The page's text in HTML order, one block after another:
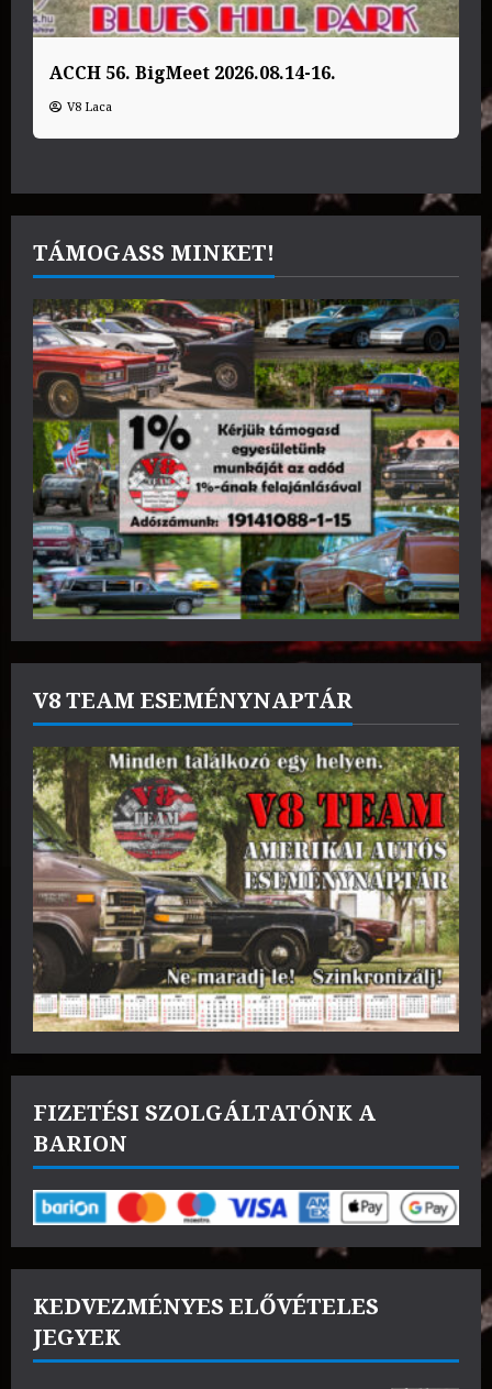
ACCH 56. BigMeet 2026.08.14-16.
V8 Laca
TÁMOGASS MINKET!
V8 TEAM ESEMÉNYNAPTÁR
FIZETÉSI SZOLGÁLTATÓNK A
BARION
KEDVEZMÉNYES ELŐVÉTELES
JEGYEK